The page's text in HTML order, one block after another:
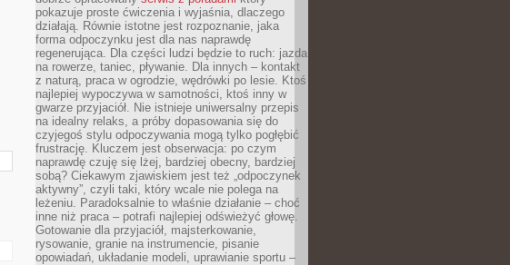
pokazuje proste ćwiczenia i wyjaśnia, dlaczego
działają. Równie istotne jest rozpoznanie, jaka
forma odpoczynku jest dla nas naprawdę
regenerująca. Dla części ludzi będzie to ruch: jazda
na rowerze, taniec, pływanie. Dla innych – kontakt
z naturą, praca w ogrodzie, wędrówki po lesie. Ktoś
najlepiej wypoczywa w samotności, ktoś inny w
gwarze przyjaciół. Nie istnieje uniwersalny przepis
na idealny relaks, a próby dopasowania się do
czyjegoś stylu odpoczywania mogą tylko pogłębić
frustrację. Kluczem jest obserwacja: po czym
naprawdę czuję się lżej, bardziej obecny, bardziej
sobą? Ciekawym zjawiskiem jest też „odpoczynek
aktywny”, czyli taki, który wcale nie polega na
leżeniu. Paradoksalnie to właśnie działanie – choć
inne niż praca – potrafi najlepiej odświeżyć głowę.
Gotowanie dla przyjaciół, majsterkowanie,
rysowanie, granie na instrumencie, pisanie
opowiadań, układanie modeli, uprawianie sportu –